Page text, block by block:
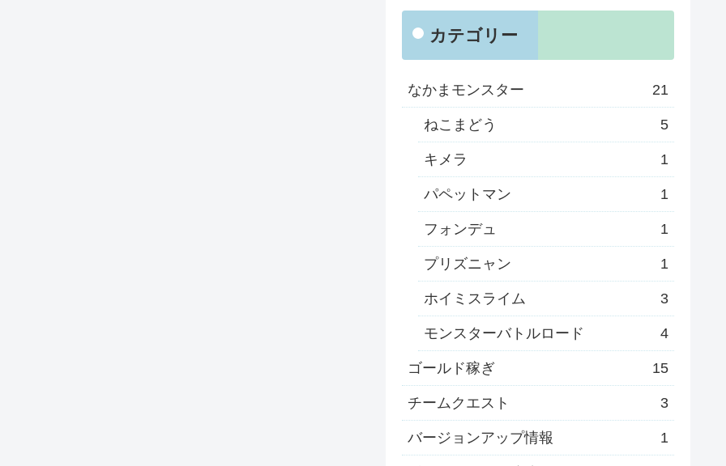
カテゴリー
なかまモンスター 21
ねこまどう 5
キメラ 1
パペットマン 1
フォンデュ 1
プリズニャン 1
ホイミスライム 3
モンスターバトルロード 4
ゴールド稼ぎ 15
チームクエスト 3
バージョンアップ情報 1